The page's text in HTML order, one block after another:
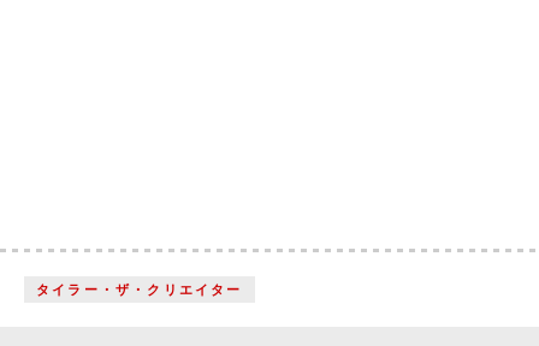
タイラー・ザ・クリエイター